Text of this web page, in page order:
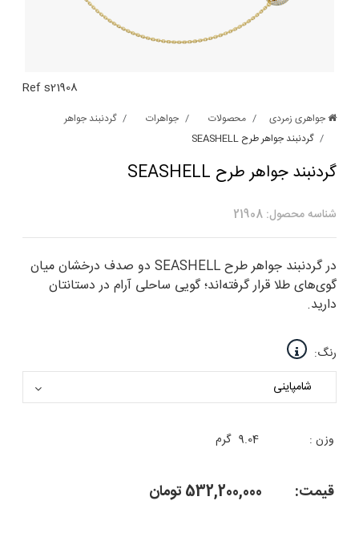
Ref s21908
جواهری زمردی محصولات جواهرات
گردنبند جواهر
گردنبند جواهر طرح SEASHELL
گردنبند جواهر طرح SEASHELL
شناسه محصول: 21908
در گردنبند جواهر طرح SEASHELL دو صدف درخشان میان
گوی‌های طلا قرار گرفته‌اند؛ گویی ساحلی آرام در دستانتان
دارید.
رنگ:
وزن : 9.04 گرم
قیمت: 532,200,000تومان